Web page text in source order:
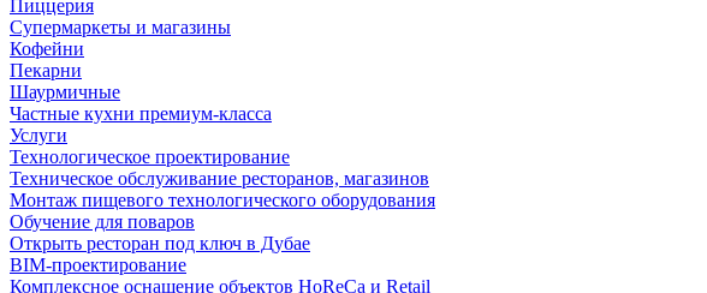
Пиццерия
Супермаркеты и магазины
Кофейни
Пекарни
Шаурмичные
Частные кухни премиум-класса
Услуги
Технологическое проектирование
Техническое обслуживание ресторанов, магазинов
Монтаж пищевого технологического оборудования
Обучение для поваров
Открыть ресторан под ключ в Дубае
BIM-проектирование
Комплексное оснащение объектов HoReCa и Retail